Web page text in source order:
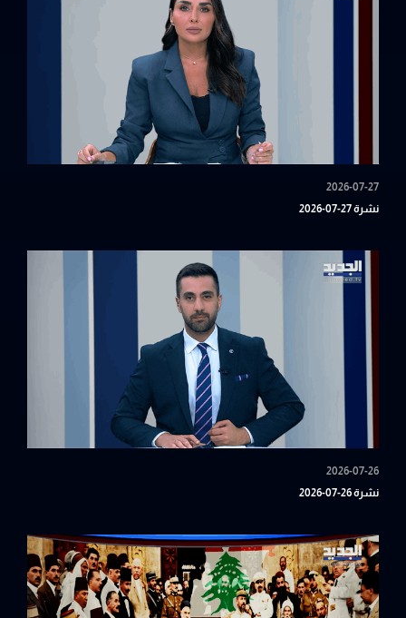
2026-07-27
نشرة 27-07-2026
2026-07-26
نشرة 26-07-2026